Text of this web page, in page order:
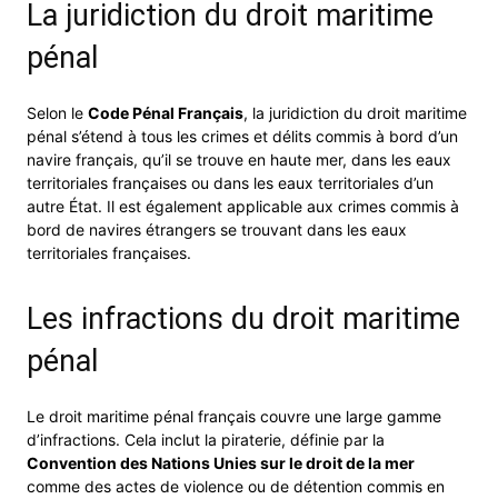
La juridiction du droit maritime
pénal
Selon le Code Pénal Français, la juridiction du droit maritime
pénal s’étend à tous les crimes et délits commis à bord d’un
navire français, qu’il se trouve en haute mer, dans les eaux
territoriales françaises ou dans les eaux territoriales d’un
autre État. Il est également applicable aux crimes commis à
bord de navires étrangers se trouvant dans les eaux
territoriales françaises.
Les infractions du droit maritime
pénal
Le droit maritime pénal français couvre une large gamme
d’infractions. Cela inclut la piraterie, définie par la
Convention des Nations Unies sur le droit de la mer
comme des actes de violence ou de détention commis en